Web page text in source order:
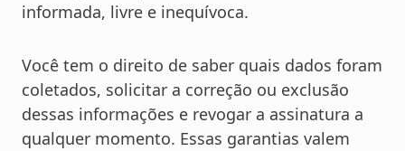
informada, livre e inequívoca.
Você tem o direito de saber quais dados foram
coletados, solicitar a correção ou exclusão
dessas informações e revogar a assinatura a
qualquer momento. Essas garantias valem